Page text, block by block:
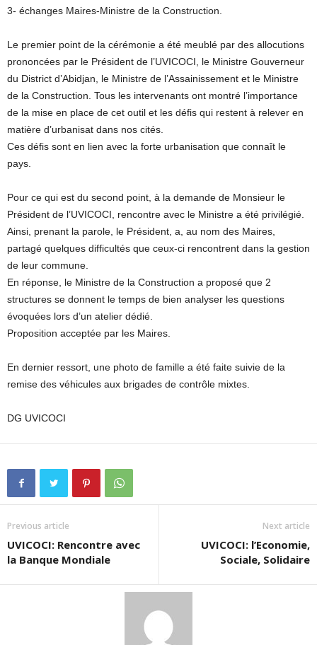
3- échanges Maires-Ministre de la Construction.
Le premier point de la cérémonie a été meublé par des allocutions
prononcées par le Président de l’UVICOCI, le Ministre Gouverneur
du District d’Abidjan, le Ministre de l’Assainissement et le Ministre
de la Construction. Tous les intervenants ont montré l’importance
de la mise en place de cet outil et les défis qui restent à relever en
matière d’urbanisat dans nos cités.
Ces défis sont en lien avec la forte urbanisation que connaît le
pays.
Pour ce qui est du second point, à la demande de Monsieur le
Président de l’UVICOCI, rencontre avec le Ministre a été privilégié.
Ainsi, prenant la parole, le Président, a, au nom des Maires,
partagé quelques difficultés que ceux-ci rencontrent dans la gestion
de leur commune.
En réponse, le Ministre de la Construction a proposé que 2
structures se donnent le temps de bien analyser les questions
évoquées lors d’un atelier dédié.
Proposition acceptée par les Maires.
En dernier ressort, une photo de famille a été faite suivie de la
remise des véhicules aux brigades de contrôle mixtes.
DG UVICOCI
Previous article
UVICOCI: Rencontre avec
la Banque Mondiale
Next article
UVICOCI: l’Economie,
Sociale, Solidaire